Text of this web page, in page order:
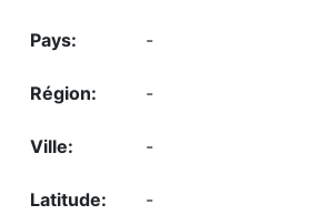
-
-
-
-